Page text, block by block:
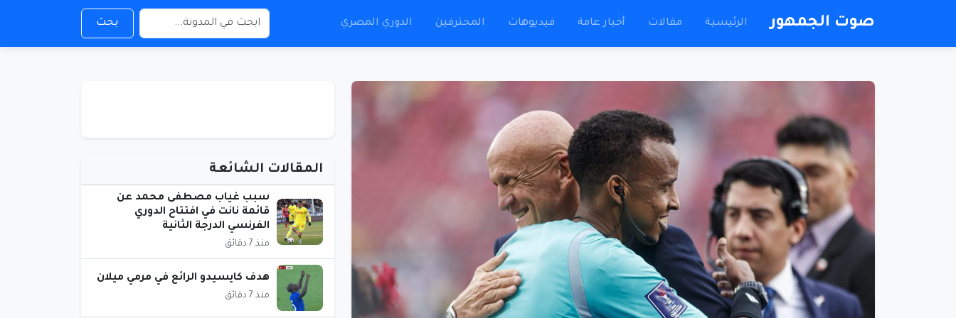
صوت الجمهور الرئيسية مقالات أخبار عامة فيديوهات المحترفين الدوري المصري بحث
المقالات الشائعة
سبب غياب مصطفى محمد عن
قائمة نانت في افتتاح الدوري
الفرنسي الدرجة الثانية
منذ 7 دقائق
هدف كايسيدو الرائع في مرمي ميلان
منذ 7 دقائق